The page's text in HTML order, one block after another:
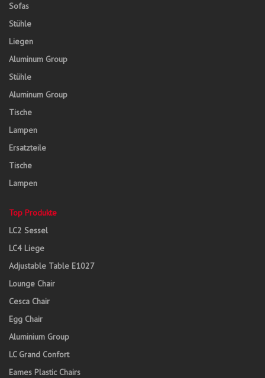
Sofas
Stühle
Liegen
Aluminum Group
Stühle
Aluminum Group
Tische
Lampen
Ersatzteile
Tische
Lampen
Top Produkte
LC2 Sessel
LC4 Liege
Adjustable Table E1027
Lounge Chair
Cesca Chair
Egg Chair
Aluminium Group
LC Grand Confort
Eames Plastic Chairs